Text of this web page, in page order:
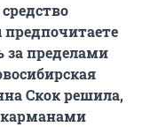
за пределами
Скок решила,